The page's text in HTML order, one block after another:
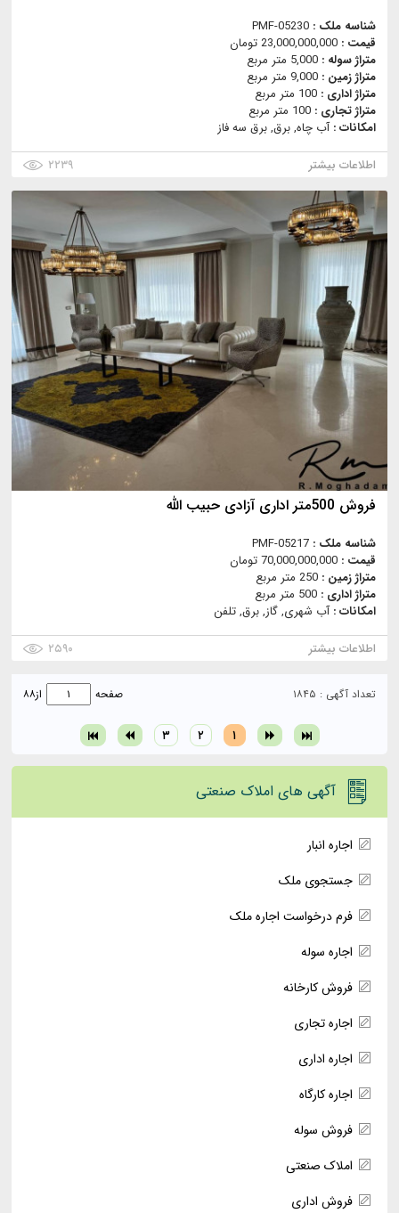
شناسه ملک : PMF-05230
قیمت : 23,000,000,000 تومان
متراژ سوله : 5,000 متر مربع
متراژ زمین : 9,000 متر مربع
متراژ اداری : 100 متر مربع
متراژ تجاری : 100 متر مربع
امکانات :آب چاه, برق, برق سه فاز
اطلاعات بیشتر
۲۲۳۹
فروش 500متر اداری آزادی حبیب الله
شناسه ملک : PMF-05217
قیمت : 70,000,000,000 تومان
متراژ زمین : 250 متر مربع
متراژ اداری : 500 متر مربع
امکانات :آب شهری, گاز, برق, تلفن
اطلاعات بیشتر
۲۵۹۰
تعداد آگهی : ۱۸۴۵
۱ ۲ ۳
صفحه از۸۸
آگهی های املاک صنعتی
اجاره انبار
جستجوی ملک
فرم درخواست اجاره ملک
اجاره سوله
فروش کارخانه
اجاره تجاری
اجاره اداری
اجاره کارگاه
فروش سوله
املاک صنعتی
فروش اداری